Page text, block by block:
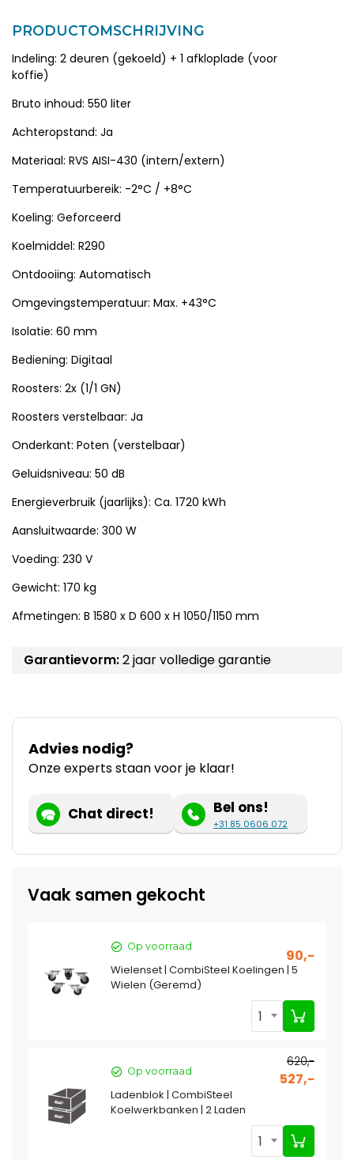
PRODUCTOMSCHRIJVING
Indeling: 2 deuren (gekoeld) + 1 afkloplade (voor
koffie)
Bruto inhoud: 550 liter
Achteropstand: Ja
Materiaal: RVS AISI-430 (intern/extern)
Temperatuurbereik: -2°C / +8°C
Koeling: Geforceerd
Koelmiddel: R290
Ontdooiing: Automatisch
Omgevingstemperatuur: Max. +43°C
Isolatie: 60 mm
Bediening: Digitaal
Roosters: 2x (1/1 GN)
Roosters verstelbaar: Ja
Onderkant: Poten (verstelbaar)
Geluidsniveau: 50 dB
Energieverbruik (jaarlijks): Ca. 1720 kWh
Aansluitwaarde: 300 W
Voeding: 230 V
Gewicht: 170 kg
Afmetingen: B 1580 x D 600 x H 1050/1150 mm
Garantievorm:2 jaar volledige garantie
Advies nodig?
Onze experts staan voor je klaar!
Chat direct! Bel ons!
+31 85 0606 072
Vaak samen gekocht
Op voorraad
90,-
Wielenset | CombiSteel Koelingen | 5
Wielen (Geremd)
1
Op voorraad
620,-
527,-
Ladenblok | CombiSteel
Koelwerkbanken | 2 Laden
1